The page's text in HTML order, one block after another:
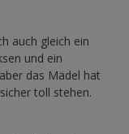
auch gleich ein
und ein
das Mädel hat
toll stehen.